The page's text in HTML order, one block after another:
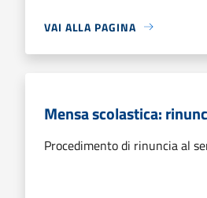
VAI ALLA PAGINA
Mensa scolastica:
Procedimento di rinuncia al